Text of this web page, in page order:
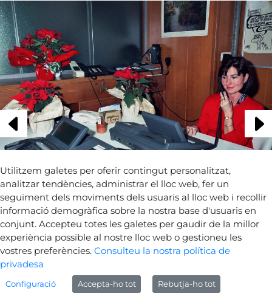
Tornar a les fotografies
Sobre Gencat Generalitat de Catalunya
Utilitzem galetes per oferir contingut personalitzat,
analitzar tendències, administrar el lloc web, fer un
seguiment dels moviments dels usuaris al lloc web i recollir
informació demogràfica sobre la nostra base d'usuaris en
conjunt. Accepteu totes les galetes per gaudir de la millor
experiència possible al nostre lloc web o gestioneu les
vostres preferències. Consulteu la nostra política de
privadesa
Configuració Accepta-ho tot Rebutja-ho tot